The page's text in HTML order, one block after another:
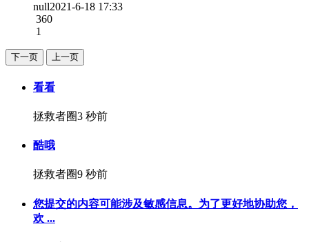
null2021-6-18 17:33
360
1
下一页 上一页
看看
拯救者圈3 秒前
酷哦
拯救者圈9 秒前
您提交的内容可能涉及敏感信息。为了更好地协助您，
欢 ...